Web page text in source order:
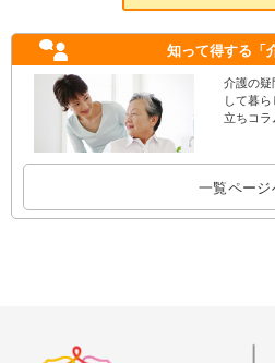
知って得する 「
介護の疑
して暮
立ちコラ
一覧ページ